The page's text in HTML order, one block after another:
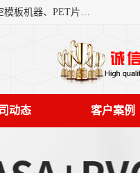
艾斯曼(张家港)技术工程设备有限公司是一家以新型建材生产设备生产制造，公司的主要经营产品有塑料中空模板机器、PET片材设备、可降解餐盒设备、树脂瓦设备、管材生产线、琉璃瓦设备等，艾斯曼机械在国内及国外享有较高盛誉拥有众多长期合作的老客户。
动态 客户案例